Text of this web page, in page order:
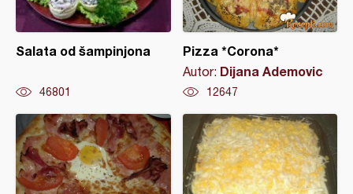
Salata od šampinjona
46801
Pizza *Corona*
Autor: Dijana Ademovic
12647